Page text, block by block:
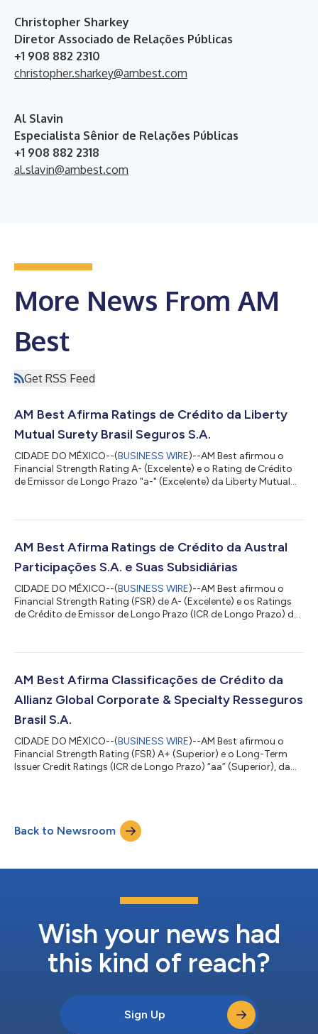
Christopher Sharkey
Diretor Associado de Relações Públicas
+1 908 882 2310
christopher.sharkey@ambest.com
Al Slavin
Especialista Sênior de Relações Públicas
+1 908 882 2318
al.slavin@ambest.com
More News From AM
Best
Get RSS Feed
AM Best Afirma Ratings de Crédito da Liberty
Mutual Surety Brasil Seguros S.A.
CIDADE DO MÉXICO--(BUSINESS WIRE)--AM Best afirmou o
Financial Strength Rating A- (Excelente) e o Rating de Crédito
de Emissor de Longo Prazo "a-" (Excelente) da Liberty Mutual
ratings refletem a solidez do balanço patrimonial da LMSB, que
operacional adequado, perfil empresarial limitado e gestão de
AM Best Afirma Ratings de Crédito da Austral
Participações S.A. e Suas Subsidiárias
CIDADE DO MÉXICO--(BUSINESS WIRE)--AM Best afirmou o
Financial Strength Rating (FSR) de A- (Excelente) e os Ratings
de Crédito de Emissor de Longo Prazo (ICR de Longo Prazo) de
ICR de Longo Prazo "bbb-" (Bom) da Austral Participações S.A.
Todas as empresas estão domiciliadas no Brasil e,
AM Best Afirma Classificações de Crédito da
Allianz Global Corporate & Specialty Resseguros
Brasil S.A.
CIDADE DO MÉXICO--(BUSINESS WIRE)--AM Best afirmou o
Financial Strength Rating (FSR) A+ (Superior) e o Long-Term
Issuer Credit Ratings (ICR de Longo Prazo) “aa” (Superior), da
importância estratégica da AGCS Re Brasil como subsidiária da
AGCS SE (Allianz) que em consolidado possui uma solidez de
Back to Newsroom
Wish your news had
this kind of reach?
Sign Up